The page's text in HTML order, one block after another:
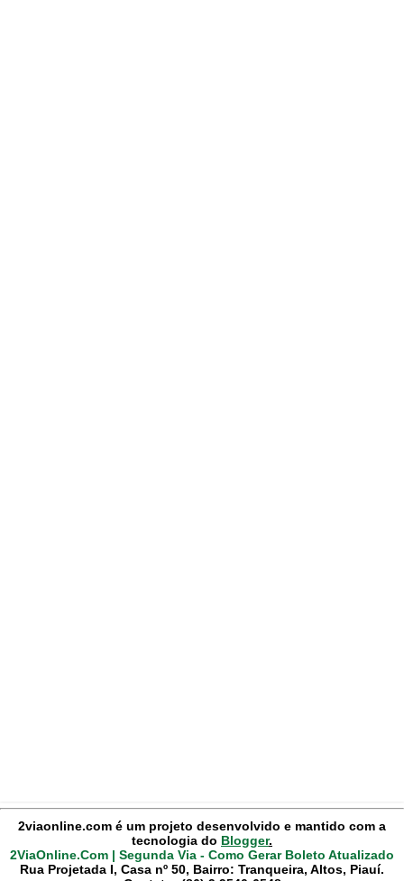
2viaonline.com é um projeto desenvolvido e mantido com a
tecnologia do Blogger.
2ViaOnline.Com | Segunda Via - Como Gerar Boleto Atualizado
Rua Projetada I, Casa nº 50, Bairro: Tranqueira, Altos, Piauí.